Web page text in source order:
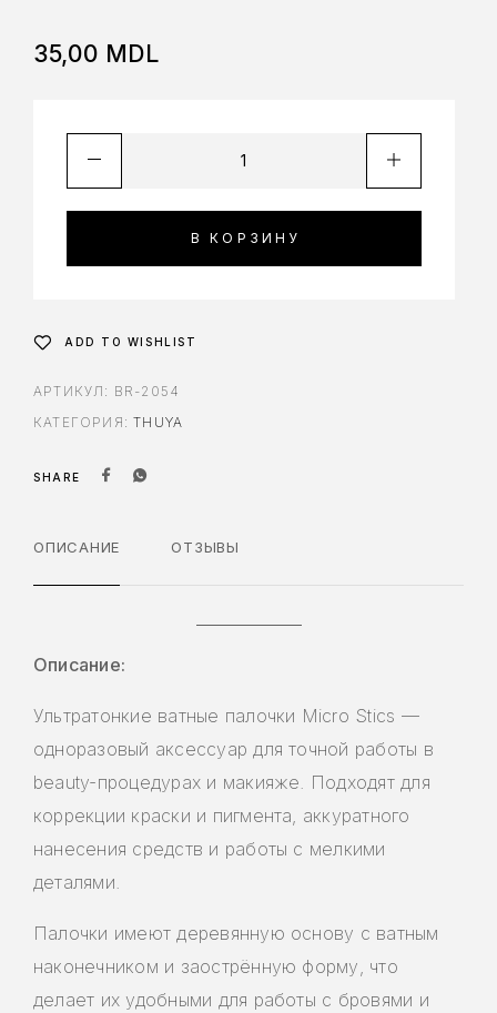
35,00 MDL
В КОРЗИНУ
ADD TO WISHLIST
АРТИКУЛ: BR-2054
КАТЕГОРИЯ:THUYA
SHARE
ОПИСАНИЕ ОТЗЫВЫ
Описание:
Ультратонкие ватные палочки Micro Stics —
одноразовый аксессуар для точной работы в
beauty-процедурах и макияже. Подходят для
коррекции краски и пигмента, аккуратного
нанесения средств и работы с мелкими
деталями.
Палочки имеют деревянную основу с ватным
наконечником и заострённую форму, что
делает их удобными для работы с бровями и